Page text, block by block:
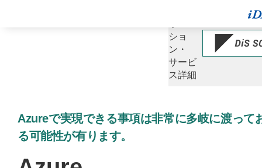
ショ
ン・
サービ
ス詳細
Azureで実現できる事項は非常に多岐に渡っ
る可能性が有ります。